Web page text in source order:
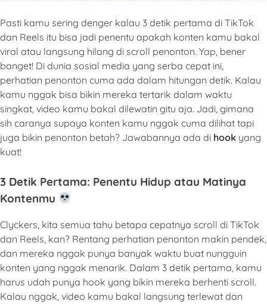
Pasti kamu sering denger kalau 3 detik pertama di TikTok
dan Reels itu bisa jadi penentu apakah konten kamu bakal
viral atau langsung hilang di scroll penonton. Yap, bener
banget! Di dunia sosial media yang serba cepat ini,
perhatian penonton cuma ada dalam hitungan detik. Kalau
kamu nggak bisa bikin mereka tertarik dalam waktu
singkat, video kamu bakal dilewatin gitu aja. Jadi, gimana
sih caranya supaya konten kamu nggak cuma dilihat tapi
juga bikin penonton betah? Jawabannya ada di hook yang
kuat!
3 Detik Pertama: Penentu Hidup atau Matinya
Kontenmu
Clyckers, kita semua tahu betapa cepatnya scroll di TikTok
dan Reels, kan? Rentang perhatian penonton makin pendek,
dan mereka nggak punya banyak waktu buat nungguin
konten yang nggak menarik. Dalam 3 detik pertama, kamu
harus udah punya hook yang bikin mereka berhenti scroll.
Kalau nggak, video kamu bakal langsung terlewat dan